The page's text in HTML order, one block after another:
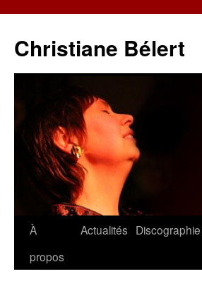
Christiane Bélert
Aller
À
propos
Actualités Discographie